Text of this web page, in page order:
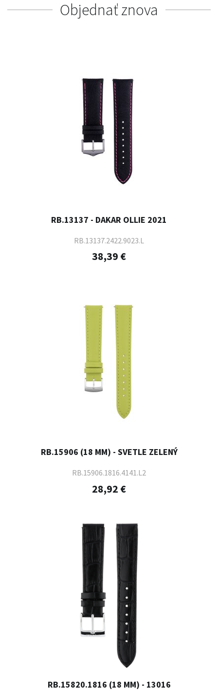
Objednať znova
RB.13137 - DAKAR OLLIE 2021
RB.13137.2422.9023.L
38,39 €
RB.15906 (18 MM) - SVETLE ZELENÝ
RB.15906.1816.4141.L2
28,92 €
RB.15820.1816 (18 MM) - 13016